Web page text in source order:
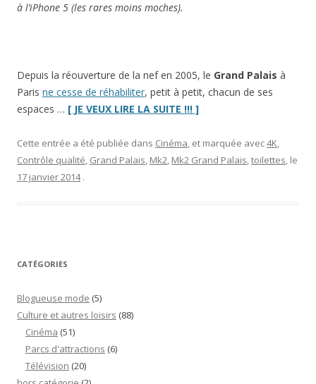
à l’iPhone 5 (les rares moins moches).
Depuis la réouverture de la nef en 2005, le Grand Palais à
Paris ne cesse de réhabiliter, petit à petit, chacun de ses
espaces … [ JE VEUX LIRE LA SUITE !!! ]“Sur
grill
:
Cette entrée a été publiée dans Cinéma, et marquée avec4K,
Contrôle qualité, Grand Palais, Mk2, Mk2 Grand Palais,toilettes, le
17 janvier 2014 .
CATÉGORIES
Blogueuse mode (5)
Culture et autres loisirs (88)
Cinéma (51)
Parcs d'attractions (6)
Télévision (20)